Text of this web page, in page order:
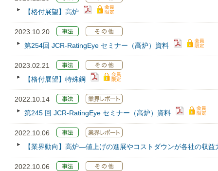
【格付展望】高炉
2023.10.20
第254回 JCR‐RatingEye セミナー（高炉）資料
2023.02.21
【格付展望】特殊鋼
2022.10.14
第245 回 JCR‐RatingEye セミナー（高炉）資料
2022.10.06
【業界動向】高炉―値上げの進展やコストダウンが各社の収
2022.10.06